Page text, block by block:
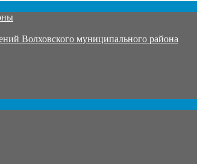
Волховского муниципального района